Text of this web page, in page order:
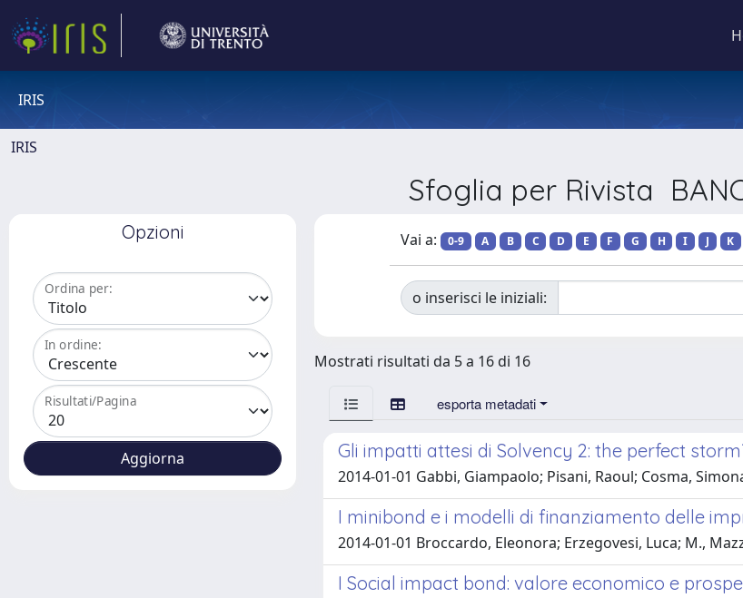
IRIS
IRIS
Sfoglia per Rivista
Opzioni
Ordina per:
In ordine:
Risultati/Pagina
Vai a: 0-9 A B C D E F G H I J K
o inserisci le iniziali:
Mostrati risultati da 5 a 16 di 16
esporta metadati
Gli impatti attesi di Solvency 2: the perfect
2014-01-01 Gabbi, Giampaolo; Pisani, Raoul; Cosma,
I minibond e i modelli di finanziamento delle
2014-01-01 Broccardo, Eleonora; Erzegovesi, Luca; M.,
I Social impact bond: valore economico e